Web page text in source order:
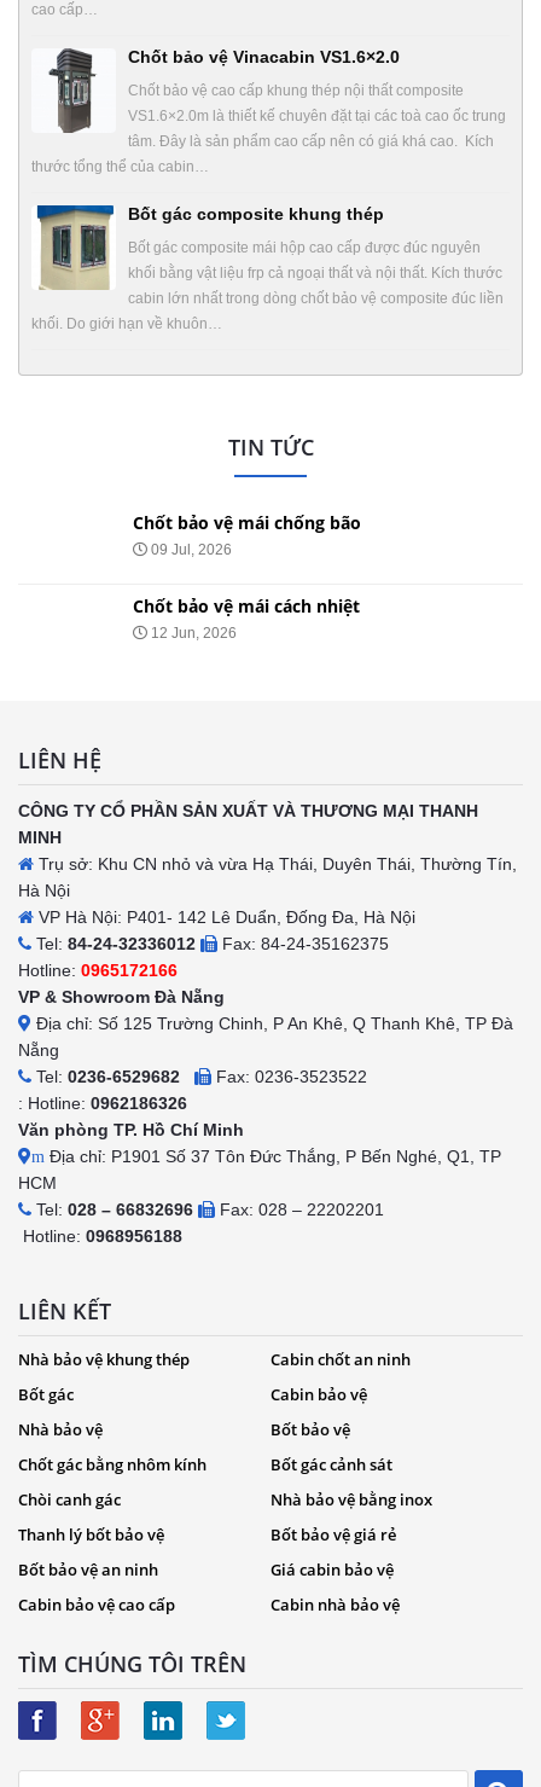
cao cấp…
Chốt bảo vệ Vinacabin VS1.6×2.0
Chốt bảo vệ cao cấp khung thép nội thất composite
VS1.6×2.0m là thiết kế chuyên đặt tại các toà cao ốc trung
tâm. Đây là sản phẩm cao cấp nên có giá khá cao. Kích
thước tổng thể của cabin…
Bốt gác composite khung thép
Bốt gác composite mái hộp cao cấp được đúc nguyên
khối bằng vật liệu frp cả ngoại thất và nội thất. Kích thước
cabin lớn nhất trong dòng chốt bảo vệ composite đúc liền
khối. Do giới hạn về khuôn…
TIN TỨC
Chốt bảo vệ mái chống bão
09 Jul, 2026
Chốt bảo vệ mái cách nhiệt
12 Jun, 2026
LIÊN HỆ
CÔNG TY CỔ PHẦN SẢN XUẤT VÀ THƯƠNG MẠI THANH
MINH
Trụ sở: Khu CN nhỏ và vừa Hạ Thái, Duyên Thái, Thường Tín,
Hà Nội
VP Hà Nội: P401- 142 Lê Duẩn, Đống Đa, Hà Nội
Tel: 84-24-32336012
Fax: 84-24-35162375
Hotline: 0965172166
VP & Showroom Đà Nẵng
Địa chỉ: Số 125 Trường Chinh, P An Khê, Q Thanh Khê, TP Đà
Nẵng
Tel: 0236-6529682
Fax: 0236-3523522
: Hotline: 0962186326
Văn phòng TP. Hồ Chí Minh
m Địa chỉ: P1901 Số 37 Tôn Đức Thắng, P Bến Nghé, Q1, TP
HCM
Tel: 028 – 66832696
Fax: 028 – 22202201
Hotline: 0968956188
LIÊN KẾT
Nhà bảo vệ khung thép
Cabin chốt an ninh
Bốt gác
Cabin bảo vệ
Nhà bảo vệ
Bốt bảo vệ
Chốt gác bằng nhôm kính
Bốt gác cảnh sát
Chòi canh gác
Nhà bảo vệ bằng inox
Thanh lý bốt bảo vệ
Bốt bảo vệ giá rẻ
Bốt bảo vệ an ninh
Giá cabin bảo vệ
Cabin bảo vệ cao cấp
Cabin nhà bảo vệ
TÌM CHÚNG TÔI TRÊN